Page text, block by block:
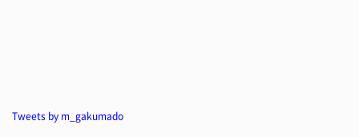
Tweets by m_gakumado